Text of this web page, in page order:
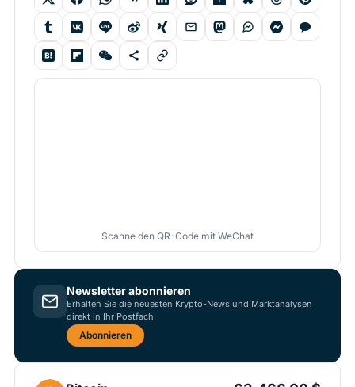
Scanne den QR-Code mit WeChat
Newsletter abonnieren
Erhalten Sie die neuesten Krypto-News und Marktanalysen
direkt in Ihr Postfach.
Abonnieren